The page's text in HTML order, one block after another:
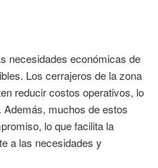
necesidades económicas de
Los cerrajeros de la zona
reducir costos operativos, lo
muchos de estos
lo que facilita la
a las necesidades y